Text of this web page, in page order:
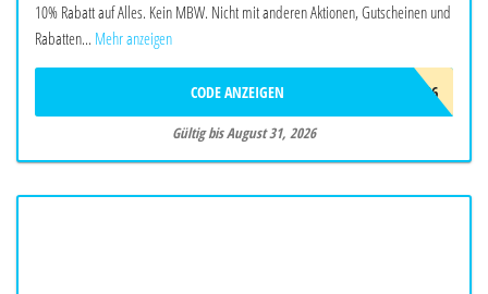
10% Rabatt auf Alles. Kein MBW. Nicht mit anderen Aktionen, Gutscheinen und
Rabatten... Mehr anzeigen
AUG26
CODE ANZEIGEN
Gültig bis August 31, 2026